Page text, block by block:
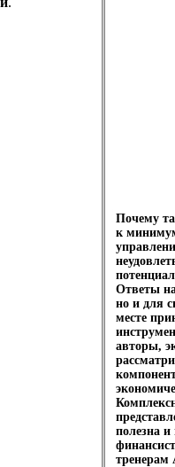
Почему
к
Ответы
но и для
месте
авторы,
полезна
тренерам